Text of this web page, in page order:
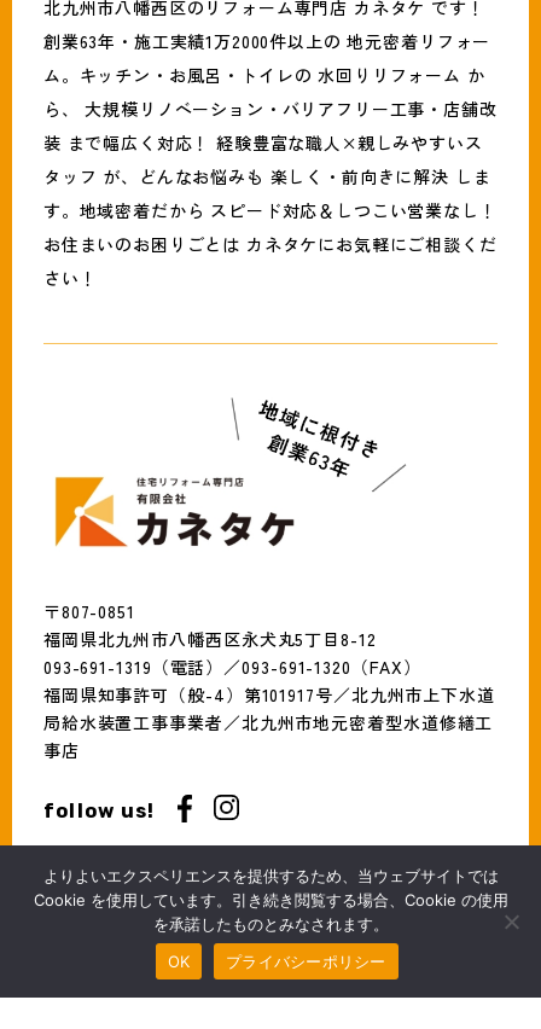
無料見積・お問合わせ
北九州市八幡西区のリフォーム専門店 カネタケ です！
創業63年・施工実績1万2000件以上の 地元密着リフォー
ム。キッチン・お風呂・トイレの 水回りリフォーム か
ら、 大規模リノベーション・バリアフリー工事・店舗改
装 まで幅広く対応！ 経験豊富な職人×親しみやすいス
タッフ が、どんなお悩みも 楽しく・前向きに解決 しま
す。地域密着だから スピード対応＆しつこい営業なし！
お住まいのお困りごとは カネタケにお気軽にご相談くだ
さい！
〒807-0851
福岡県北九州市八幡西区永犬丸5丁目8-12
093-691-1319（電話）／093-691-1320（FAX）
福岡県知事許可（般-4）第101917号／北九州市上下水道
局給水装置工事事業者／北九州市地元密着型水道修繕工
事店
follow us!
このサイトはreCAPTCHAによって保護されており、Googleの プライ
バシーポリシー と利用規約 が適用されます。
Copyright KANETAKE Inc. All Rights Reserved.
よりよいエクスペリエンスを提供するため、当ウェブサイトでは
Cookie を使用しています。引き続き閲覧する場合、Cookie の使用
を承諾したものとみなされます。
OK
プライバシーポリシー